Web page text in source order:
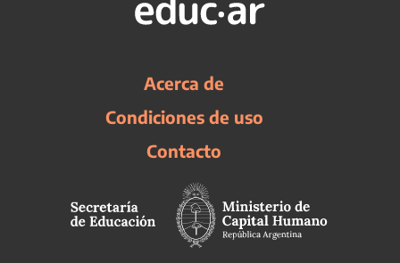
Acerca de
Condiciones de uso
Contacto